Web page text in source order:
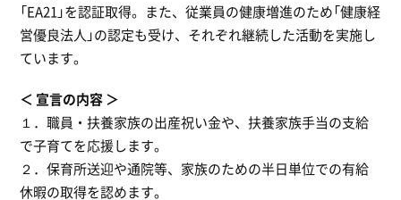
「EA21」を認証取得。また、従業員の健康増進のため「健康経
営優良法人」の認定も受け、それぞれ継続した活動を実施し
ています。
宣言の内容
１．職員・扶養家族の出産祝い金や、扶養家族手当の支給
で子育てを応援します。
２．保育所送迎や通院等、家族のための半日単位での有給
休暇の取得を認めます。